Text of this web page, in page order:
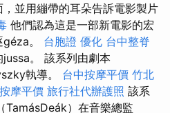
並用繃帶的耳朵告訴電影製片
他們認為這是一部新電影的宏
。 台胞證 優化 台中整脊
。 該系列由劇本
執導。 台中按摩平價 竹北
摩平價 旅行社代辦護照 該系
TamásDeák）在音樂總監